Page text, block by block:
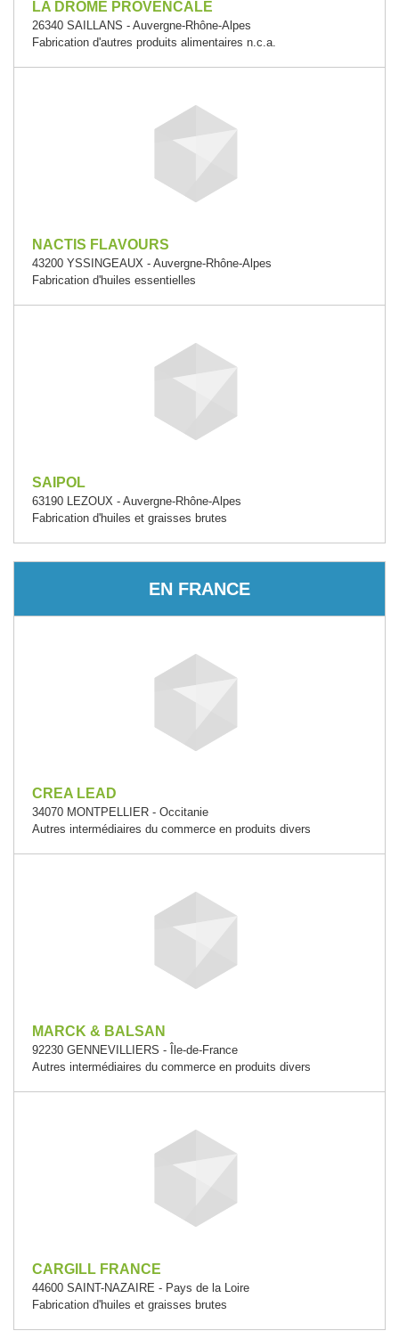
LA DROME PROVENCALE
26340 SAILLANS - Auvergne-Rhône-Alpes
Fabrication d'autres produits alimentaires n.c.a.
NACTIS FLAVOURS
43200 YSSINGEAUX - Auvergne-Rhône-Alpes
Fabrication d'huiles essentielles
SAIPOL
63190 LEZOUX - Auvergne-Rhône-Alpes
Fabrication d'huiles et graisses brutes
EN FRANCE
CREA LEAD
34070 MONTPELLIER - Occitanie
Autres intermédiaires du commerce en produits divers
MARCK & BALSAN
92230 GENNEVILLIERS - Île-de-France
Autres intermédiaires du commerce en produits divers
CARGILL FRANCE
44600 SAINT-NAZAIRE - Pays de la Loire
Fabrication d'huiles et graisses brutes